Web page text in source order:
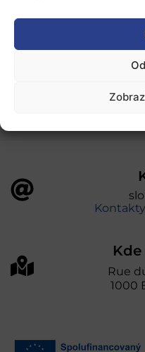
úniou v rámci
prevádzkuje
Rue
1000